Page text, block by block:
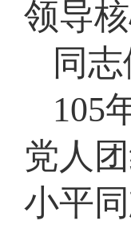
领导
同
105
党人
小平